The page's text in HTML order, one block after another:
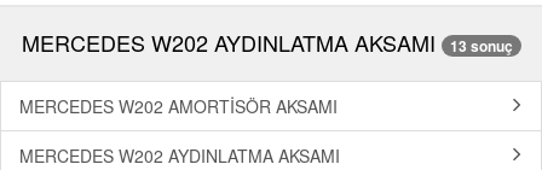
MERCEDES W202 AYDINLATMA AKSAMI 13 sonuç
MERCEDES W202 AMORTİSÖR AKSAMI
MERCEDES W202 AYDINLATMA AKSAMI